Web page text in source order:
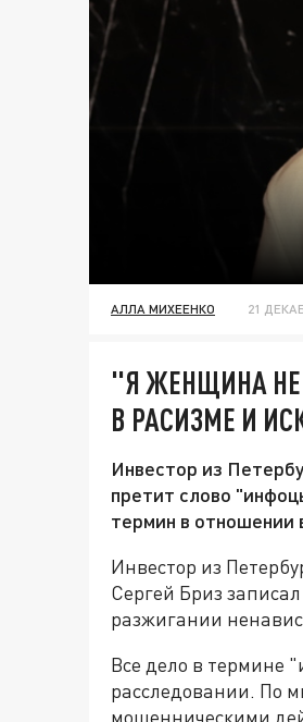
АЛЛА МИХЕЕНКО 21
"Я ЖЕНЩИНА НЕ
В РАСИЗМЕ И
Инвестор из
претит слово
термин в отношении
Инвестор из
Сергей Бриз
разжигании
Все дело в термине
расследовании. По
мошенническими